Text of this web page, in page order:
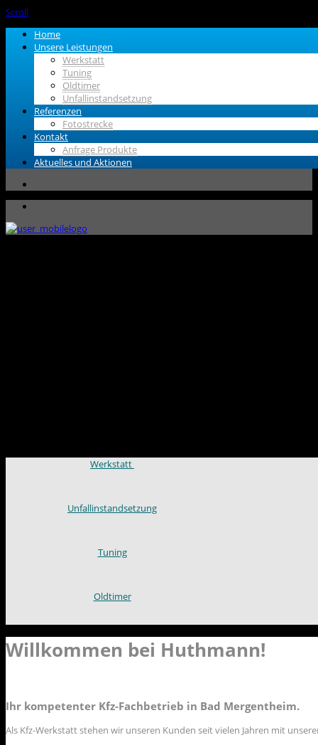
Scroll
Home
Unsere Leistungen
Werkstatt
Tuning
Oldtimer
Unfallinstandsetzung
Referenzen
Fotostrecke
Kontakt
Anfrage Produkte
Aktuelles und Aktionen
Werkstatt
Unfallinstandsetzung
Tuning
Oldtimer
Willkommen bei Huthmann!
Ihr kompetenter Kfz-Fachbetrieb in Bad Mergentheim.
Als Kfz-Werkstatt stehen wir unseren Kunden seit vielen Jahren mit